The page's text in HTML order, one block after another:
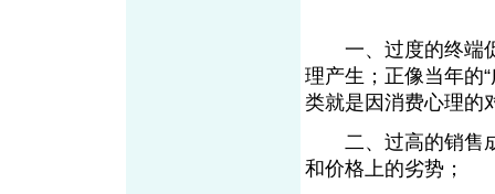
一、过度的终端促
理产生；正像当年的
类就是因消费心理的
二、过高的销售成
和价格上的劣势；